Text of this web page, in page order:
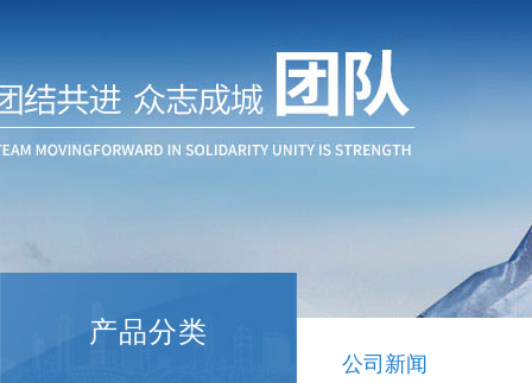
产品分类
公司新闻